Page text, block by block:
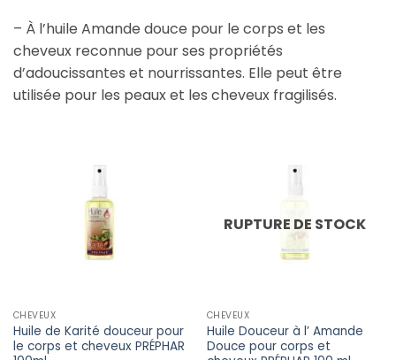
– À l’huile Amande douce pour le corps et les
cheveux reconnue pour ses propriétés
d’adoucissantes et nourrissantes. Elle peut être
utilisée pour les peaux et les cheveux fragilisés.
CHEVEUX
Huile de Karité douceur pour
le corps et cheveux PRÉPHAR
RUPTURE DE STOCK
CHEVEUX
Huile Douceur à l’ Amande
Douce pour corps et